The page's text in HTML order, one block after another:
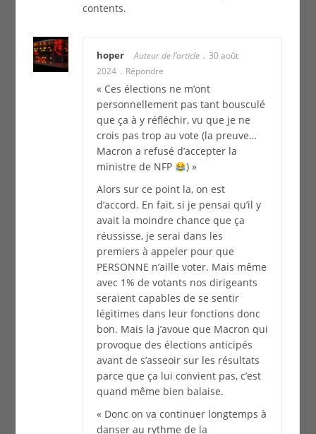
contents.
hoper Auteur de l’article
30 août
2024
Répondre
« Ces élections ne m’ont
personnellement pas tant bousculé
que ça à y réfléchir, vu que je ne
crois pas trop au vote (la preuve…
Macron a refusé d’accepter la
ministre de NFP
) »
Alors sur ce point la, on est
d’accord. En fait, si je pensai qu’il y
avait la moindre chance que ça
réussisse, je serai dans les
premiers à appeler pour que
PERSONNE n’aille voter. Mais même
avec 1% de votants nos dirigeants
seraient capables de se sentir
légitimes dans leur fonctions donc
bon. Mais la j’avoue que Macron qui
provoque des élections anticipés
avant de s’asseoir sur les résultats
parce que ça lui convient pas, c’est
quand même bien balaise.
« Donc on va continuer longtemps à
danser au rythme de la